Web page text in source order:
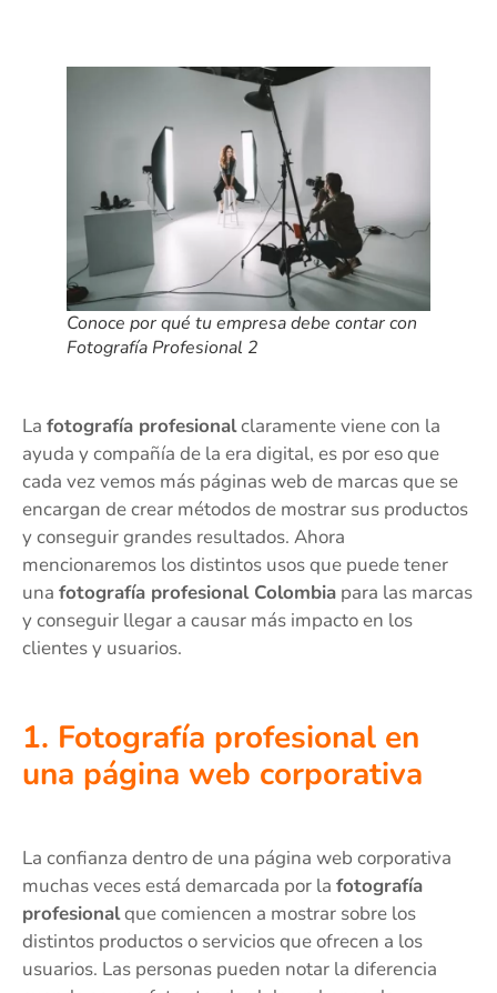
Conoce por qué tu empresa debe contar con
Fotografía Profesional 2
La fotografía profesionalclaramente viene con la
ayuda y compañía de la era digital, es por eso que
cada vez vemos más páginas web de marcas que se
encargan de crear métodos de mostrar sus productos
y conseguir grandes resultados. Ahora
mencionaremos los distintos usos que puede tener
una fotografía profesional Colombia para las marcas
y conseguir llegar a causar más impacto en los
clientes y usuarios.
1. Fotografía profesional en
una página web corporativa
La confianza dentro de una página web corporativa
muchas veces está demarcada por la fotografía
profesionalque comiencen a mostrar sobre los
distintos productos o servicios que ofrecen a los
usuarios. Las personas pueden notar la diferencia